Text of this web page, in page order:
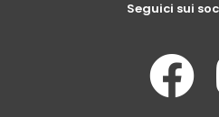
Seguici sui